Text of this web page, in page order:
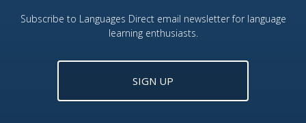
Subscribe to Languages Direct email newsletter for language
learning enthusiasts.
SIGN UP